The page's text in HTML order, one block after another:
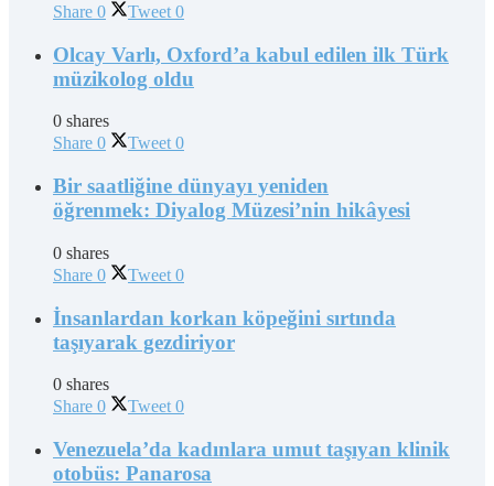
Share 0 Tweet 0
Olcay Varlı, Oxford’a kabul edilen ilk Türk
müzikolog oldu
0 shares
Share 0 Tweet 0
Bir saatliğine dünyayı yeniden
öğrenmek: Diyalog Müzesi’nin hikâyesi
0 shares
Share 0 Tweet 0
İnsanlardan korkan köpeğini sırtında
taşıyarak gezdiriyor
0 shares
Share 0 Tweet 0
Venezuela’da kadınlara umut taşıyan klinik
otobüs: Panarosa